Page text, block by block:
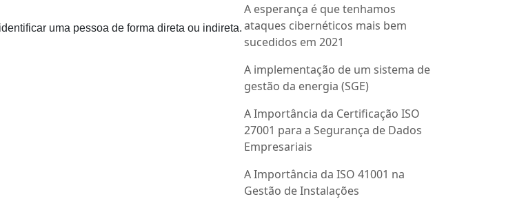
uma pessoa de forma direta ou indireta.
A esperança é que tenhamos
ataques cibernéticos mais bem
sucedidos em 2021
A implementação de um sistema de
gestão da energia (SGE)
A Importância da Certificação ISO
27001 para a Segurança de Dados
Empresariais
A Importância da ISO 41001 na
Gestão de Instalações